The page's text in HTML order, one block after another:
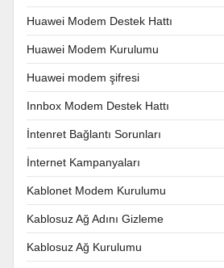
Huawei Modem Destek Hattı
Huawei Modem Kurulumu
Huawei modem şifresi
Innbox Modem Destek Hattı
İntenret Bağlantı Sorunları
İnternet Kampanyaları
Kablonet Modem Kurulumu
Kablosuz Ağ Adını Gizleme
Kablosuz Ağ Kurulumu